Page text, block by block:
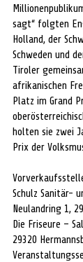
sagt“ folgten
Holland, der
Schweden und
Tiroler
afrikanischen
Platz im Grand
holten sie zwei
Prix der
Schulz Sanitär-
Neulandring 1,
Die Friseure –
29320